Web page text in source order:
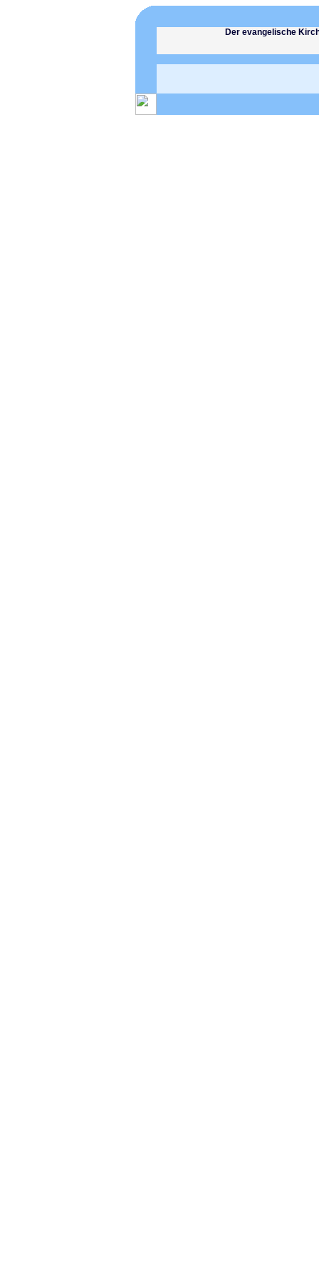
Der evangelische